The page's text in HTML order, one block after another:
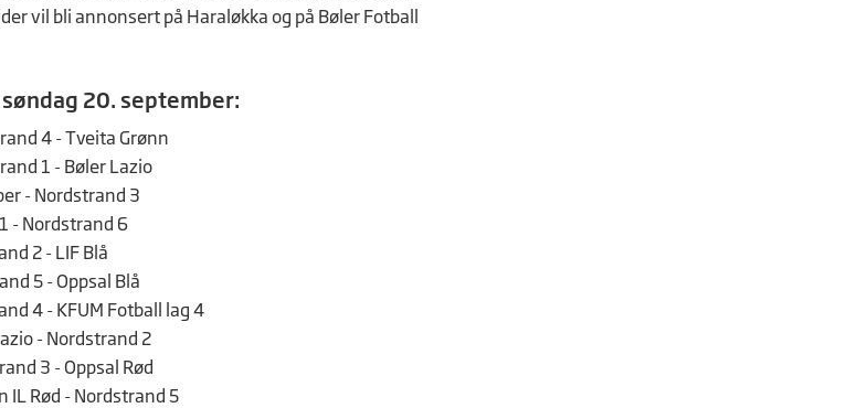
vil bli annonsert på Haraløkka og på Bøler Fotball
20. september:
4 - Tveita Grønn
1 - Bøler Lazio
- Nordstrand 3
- Nordstrand 6
2 - LIF Blå
5 - Oppsal Blå
4 - KFUM Fotball lag 4
- Nordstrand 2
3 - Oppsal Rød
IL Rød - Nordstrand 5